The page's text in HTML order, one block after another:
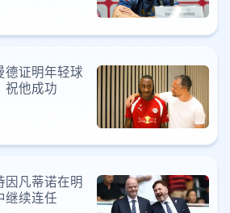
德证明年轻球
祝他成功
因凡蒂诺在明
继续连任